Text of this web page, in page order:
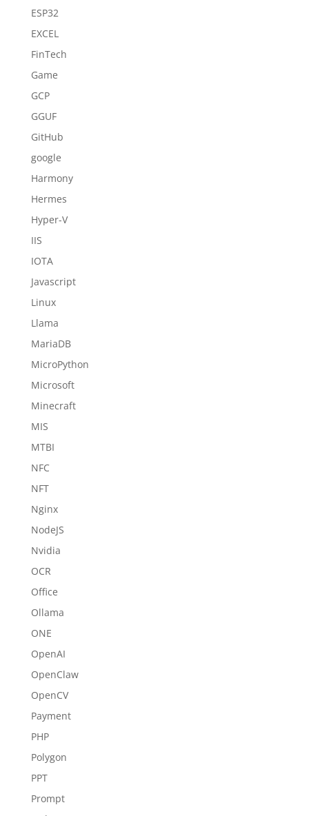
ESP32
EXCEL
FinTech
Game
GCP
GGUF
GitHub
google
Harmony
Hermes
Hyper-V
IIS
IOTA
Javascript
Linux
Llama
MariaDB
MicroPython
Microsoft
Minecraft
MIS
MTBI
NFC
NFT
Nginx
NodeJS
Nvidia
OCR
Office
Ollama
ONE
OpenAI
OpenClaw
OpenCV
Payment
PHP
Polygon
PPT
Prompt